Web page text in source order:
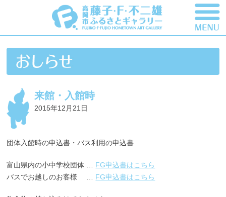
来館・入館時
2015年12月21日
団体入館時の申込書・バス利用の申込書
富山県内の小中学校団体 … FG申込書はこちら
バスでお越しのお客様 … FG申込書はこちら